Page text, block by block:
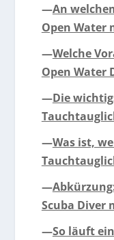
—An
Open Water
—Welche
Open Water
—Die
—Was ist,
—
Scuba Diver
—So läuft